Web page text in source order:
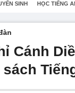
SINH HỌC TIẾNG
Cánh